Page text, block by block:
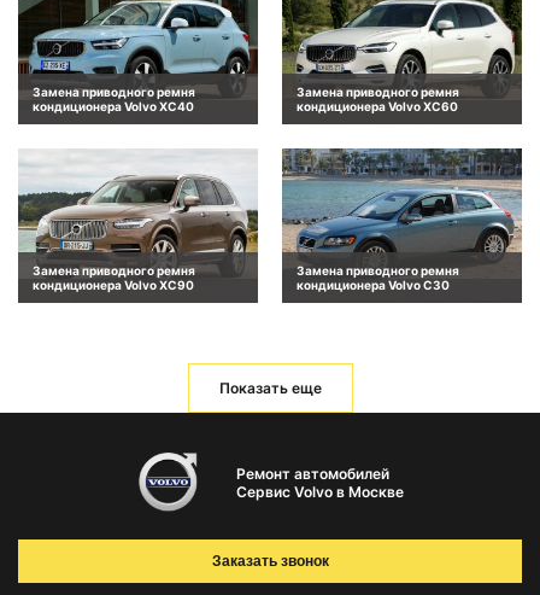
Замена приводного ремня
кондиционера Volvo XC40
Замена приводного ремня
кондиционера Volvo XC60
Замена приводного ремня
кондиционера Volvo XC90
Замена приводного ремня
кондиционера Volvo C30
Показать еще
Ремонт автомобилей
Сервис Volvo в Москве
Заказать звонок